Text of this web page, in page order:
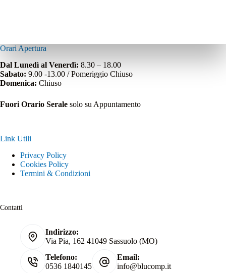
Orari Apertura
Dal Lunedì al Venerdì: 8.30 – 18.00
Sabato: 9.00 -13.00 / Pomeriggio Chiuso
Domenica: Chiuso
Fuori Orario Serale solo su Appuntamento
Link Utili
Privacy Policy
Cookies Policy
Termini & Condizioni
Contatti
Indirizzo:
Via Pia, 162 41049 Sassuolo (MO)
Telefono:
0536 1840145
Email:
info@blucomp.it